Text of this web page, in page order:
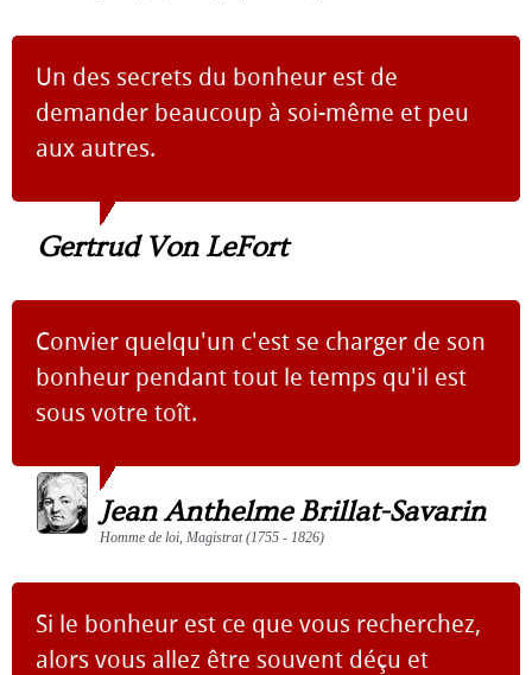
Un des secrets du bonheur est de
demander beaucoup à soi-même et peu
aux autres.
Gertrud Von LeFort
Convier quelqu'un c'est se charger de son
bonheur pendant tout le temps qu'il est
sous votre toît.
Jean Anthelme Brillat-Savarin
Homme de loi, Magistrat (1755 - 1826)
Si le bonheur est ce que vous recherchez,
alors vous allez être souvent déçu et